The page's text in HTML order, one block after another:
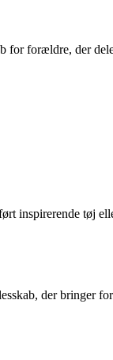
forældre, der
inspirerende tøj
der